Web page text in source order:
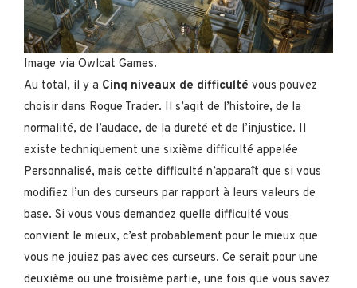
Image via Owlcat Games.
Au total, il y a Cinq niveaux de difficulté vous pouvez
choisir dans Rogue Trader. Il s’agit de l’histoire, de la
normalité, de l’audace, de la dureté et de l’injustice. Il
existe techniquement une sixième difficulté appelée
Personnalisé, mais cette difficulté n’apparaît que si vous
modifiez l’un des curseurs par rapport à leurs valeurs de
base. Si vous vous demandez quelle difficulté vous
convient le mieux, c’est probablement pour le mieux que
vous ne jouiez pas avec ces curseurs. Ce serait pour une
deuxième ou une troisième partie, une fois que vous savez